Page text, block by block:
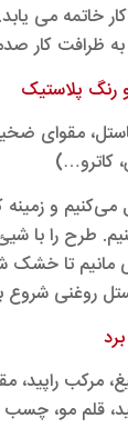
خاتمه می
ظرافت کار
مقوای
کاترو…)
می‌کنیم و
طرح را با
مانیم تا خشک
روغنی شروع
تیغ، مرکب
قلم مو، چسب